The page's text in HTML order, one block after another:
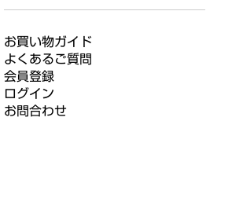
お買い物ガイド
よくあるご質問
会員登録
ログイン
お問合わせ